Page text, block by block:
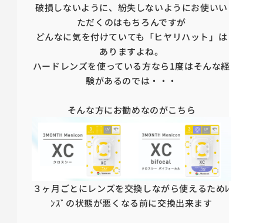
破損しないように、紛失しないようにお使いい
ただくのはもちろんですが
どんなに気を付けていても「ヒヤリハット」は
ありますよね。
ハードレンズを使っている方なら1度はそんな経
験があるのでは・・・
そんな方にお勧めなのがこちら
３ヶ月ごとにレンズを交換しながら使えるためﾚ
ﾝｽﾞの状態が悪くなる前に交換出来ます